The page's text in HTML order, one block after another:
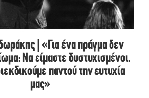
| «Για ένα πράγμα δεν
Να είμαστε δυστυχισμένοι.
παντού την ευτυχία
μας»